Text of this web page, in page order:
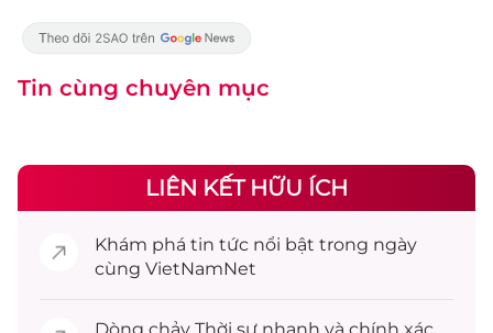
Tin cùng chuyên mục
LIÊN KẾT HỮU ÍCH
Khám phá tin tức nổi bật trong ngày
cùng VietNamNet